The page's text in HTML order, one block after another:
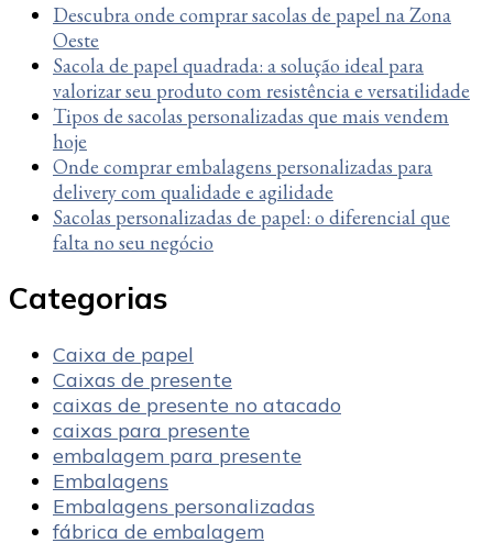
Descubra onde comprar sacolas de papel na Zona
Oeste
Sacola de papel quadrada: a solução ideal para
valorizar seu produto com resistência e versatilidade
Tipos de sacolas personalizadas que mais vendem
hoje
Onde comprar embalagens personalizadas para
delivery com qualidade e agilidade
Sacolas personalizadas de papel: o diferencial que
falta no seu negócio
Categorias
Caixa de papel
Caixas de presente
caixas de presente no atacado
caixas para presente
embalagem para presente
Embalagens
Embalagens personalizadas
fábrica de embalagem